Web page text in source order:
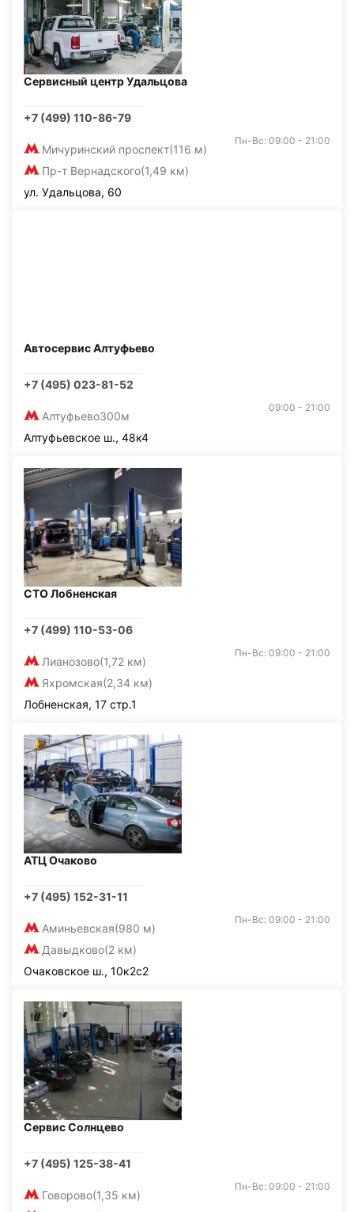
Сервисный центр Удальцова
+7 (499) 110-86-79
Мичуринский проспект(116 м)
Пр-т Вернадского(1,49 км)
Пн-Вс: 09:00 - 21:00
ул. Удальцова, 60
Автосервис Алтуфьево
+7 (495) 023-81-52
Алтуфьево300м
09:00 - 21:00
Алтуфьевское ш., 48к4
СТО Лобненская
+7 (499) 110-53-06
Лианозово(1,72 км)
Яхромская(2,34 км)
Пн-Вс: 09:00 - 21:00
Лобненская, 17 стр.1
АТЦ Очаково
+7 (495) 152-31-11
Аминьевская(980 м)
Давыдково(2 км)
Пн-Вс: 09:00 - 21:00
Очаковское ш., 10к2с2
Сервис Солнцево
+7 (495) 125-38-41
Говорово(1,35 км)
Пн-Вс: 09:00 - 21:00